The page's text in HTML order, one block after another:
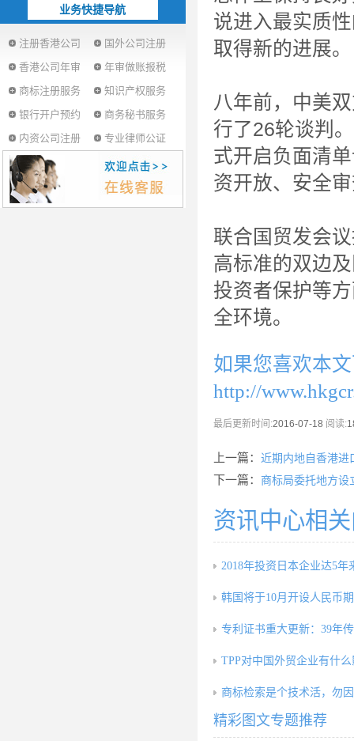
业务快捷导航
注册香港公司
国外公司注册
香港公司年审
年审做账报税
商标注册服务
知识产权服务
银行开户预约
商务秘书服务
内资公司注册
专业律师公证
说进入最实质
取得新的进展。
八年前，中美
行了26轮谈判
式开启负面清
资开放、安全
联合国贸发会
高标准的双边
投资者保护等
全环境。
如果您喜欢本
http://
最后更新时间:2016-07-18 阅读:
上一篇： 近期内地自香港进
下一篇： 商标局委托地方设
资讯中心相
2018年投资日本企业达5年
韩国将于10月开设人民币
专利证书重大更新：39年
TPP对中国外贸企业有什
商标检索是个技术活，勿
精彩图文专题推荐